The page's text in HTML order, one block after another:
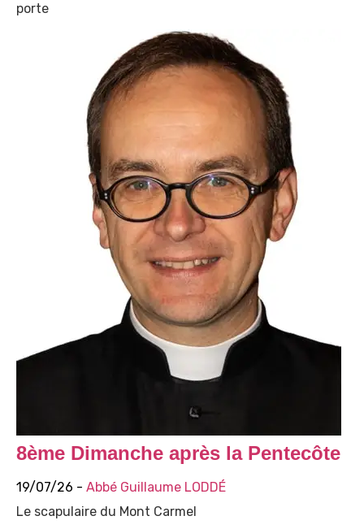
porte
8ème Dimanche après la Pentecôte
19/07/26 - Abbé Guillaume LODDÉ
Le scapulaire du Mont Carmel